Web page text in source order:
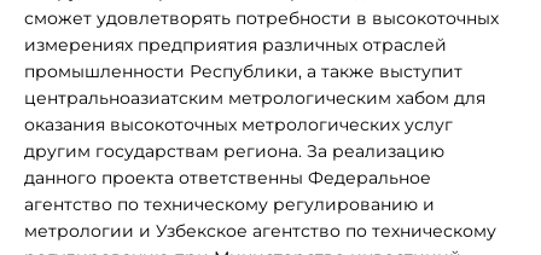
сможет удовлетворять потребности в высокоточных
измерениях предприятия различных отраслей
промышленности Республики, а также выступит
центральноазиатским метрологическим хабом для
оказания высокоточных метрологических услуг
другим государствам региона. За реализацию
данного проекта ответственны Федеральное
агентство по техническому регулированию и
метрологии и Узбекское агентство по техническому